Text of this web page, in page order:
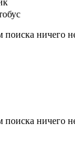
поиска ничего
поиска ничего